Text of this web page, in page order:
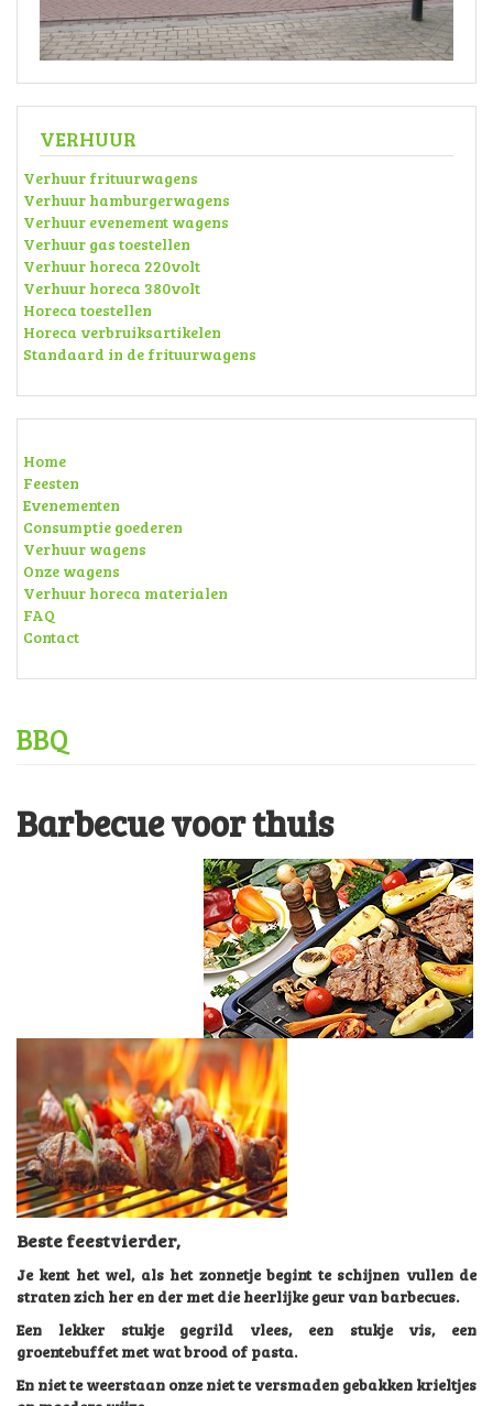
VERHUUR
Verhuur frituurwagens
Verhuur hamburgerwagens
Verhuur evenement wagens
Verhuur gas toestellen
Verhuur horeca 220volt
Verhuur horeca 380volt
Horeca toestellen
Horeca verbruiksartikelen
Standaard in de frituurwagens
Home
Feesten
Evenementen
Consumptie goederen
Verhuur wagens
Onze wagens
Verhuur horeca materialen
FAQ
Contact
BBQ
Barbecue voor thuis
Beste feestvierder,
Je kent het wel, als het zonnetje begint te schijnen vullen de
straten zich her en der met die heerlijke geur van barbecues.
Een lekker stukje gegrild vlees, een stukje vis, een
groentebuffet met wat brood of pasta.
En niet te weerstaan onze niet te versmaden gebakken krieltjes